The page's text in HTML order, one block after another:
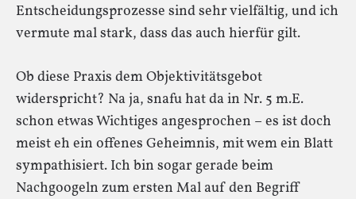
Entscheidungsprozesse sind sehr vielfältig, und ich
vermute mal stark, dass das auch hierfür gilt.
Ob diese Praxis dem Objektivitätsgebot
widerspricht? Na ja, snafu hat da in Nr. 5 m.E.
schon etwas Wichtiges angesprochen – es ist doch
meist eh ein offenes Geheimnis, mit wem ein Blatt
sympathisiert. Ich bin sogar gerade beim
Nachgoogeln zum ersten Mal auf den Begriff